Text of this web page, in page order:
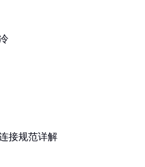
接规范详解